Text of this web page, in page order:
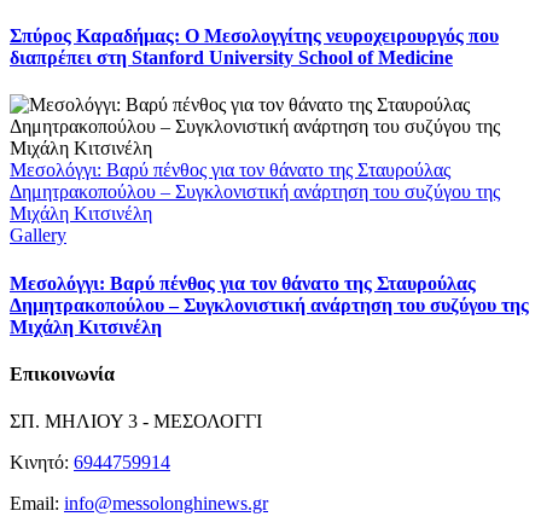
Σπύρος Καραδήμας: Ο Μεσολογγίτης νευροχειρουργός που
διαπρέπει στη Stanford University School of Medicine
Μεσολόγγι: Βαρύ πένθος για τον θάνατο της Σταυρούλας
Δημητρακοπούλου – Συγκλονιστική ανάρτηση του συζύγου της
Μιχάλη Κιτσινέλη
Gallery
Μεσολόγγι: Βαρύ πένθος για τον θάνατο της Σταυρούλας
Δημητρακοπούλου – Συγκλονιστική ανάρτηση του συζύγου της
Μιχάλη Κιτσινέλη
Επικοινωνία
ΣΠ. ΜΗΛΙΟΥ 3 - ΜΕΣΟΛΟΓΓΙ
Κινητό: 6944759914
Email: info@messolonghinews.gr